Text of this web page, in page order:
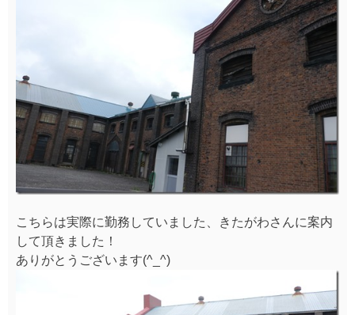
こちらは実際に勤務していました、きたがわさんに案内
して頂きました！
ありがとうございます(^_^)